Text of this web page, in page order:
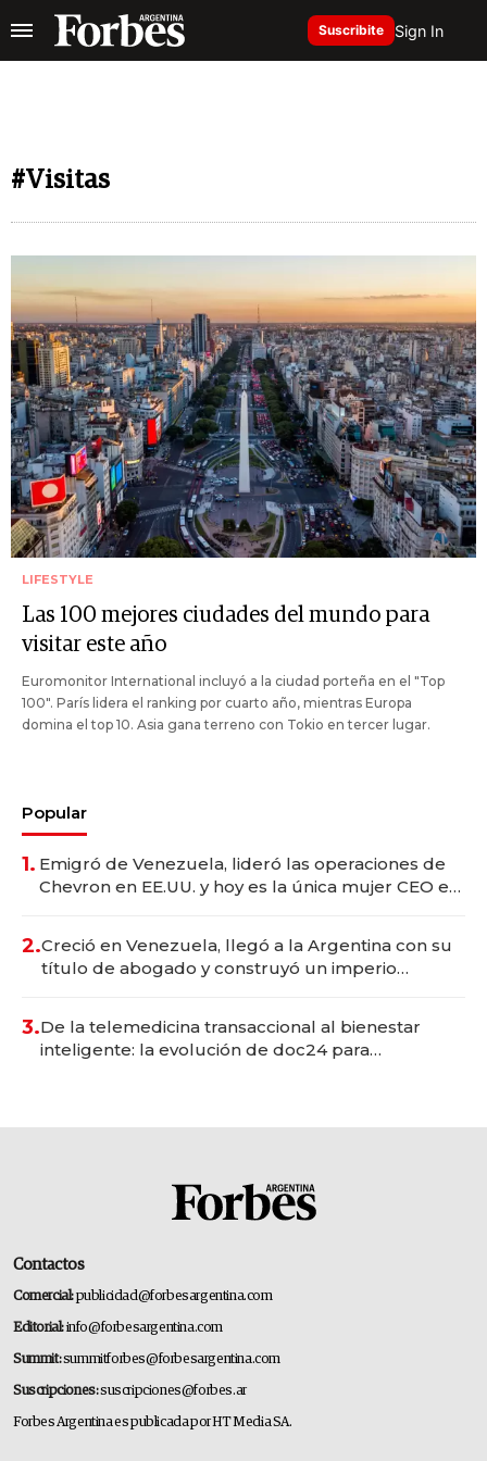
Suscribite Sign In
#Visitas
LIFESTYLE
Las 100 mejores ciudades del mundo para
visitar este año
Euromonitor International incluyó a la ciudad porteña en el "Top
100". París lidera el ranking por cuarto año, mientras Europa
domina el top 10. Asia gana terreno con Tokio en tercer lugar.
Popular
1. Emigró de Venezuela, lideró las operaciones de
Chevron en EE.UU. y hoy es la única mujer CEO en
2.Creció en Venezuela, llegó a la Argentina con su
título de abogado y construyó un imperio
3.De la telemedicina transaccional al bienestar
inteligente: la evolución de doc24 para
Contactos
Comercial:publicidad@forbesargentina.com
Editorial:info@forbesargentina.com
Summit:summitforbes@forbesargentina.com
Suscripciones:suscripciones@forbes.ar
Forbes Argentina es publicada por HT Media SA.